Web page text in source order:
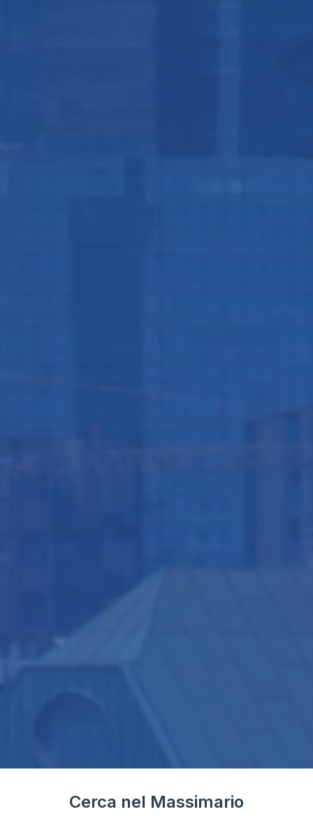
Cerca nel Massimario